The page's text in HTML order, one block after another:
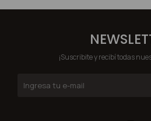
¡Suscribite y recibí todas